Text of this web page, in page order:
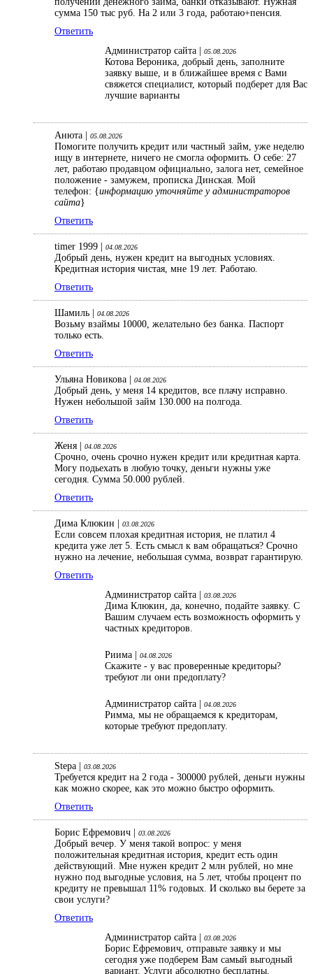
сумма 150 тыс руб. На 2 или 3 года, работаю+пенсия.
Ответить
Администратор сайта |
05.08.2026
Котова Вероника, добрый день, заполните
заявку выше, и в ближайшее время с Вами
свяжется специалист, который подберет для Вас
лучшие варианты
Анюта | 05.08.2026
Помогите получить кредит или частный займ, уже неделю
ищу в интернете, ничего не смогла оформить. О себе: 27
лет, работаю продавцом официально, залога нет, семейное
положение - замужем, прописка Динская. Мой
телефон: {информацию уточняйте у администраторов
сайта}
Ответить
timer 1999 | 04.08.2026
Добрый день, нужен кредит на выгодных условиях.
Кредитная история чистая, мне 19 лет. Работаю.
Ответить
Шамиль | 04.08.2026
Возьму взаймы 10000, желательно без банка. Паспорт
только есть.
Ответить
Ульяна Новикова | 04.08.2026
Добрый день, у меня 14 кредитов, все плачу исправно.
Нужен небольшой займ 130.000 на полгода.
Ответить
Женя | 04.08.2026
Срочно, очень срочно нужен кредит или кредитная карта.
Могу подьехать в любую точку, деньги нужны уже
сегодня. Сумма 50.000 рублей.
Ответить
Дима Клюкин | 03.08.2026
Если совсем плохая кредитная история, не платил 4
кредита уже лет 5. Есть смысл к вам обращаться? Срочно
нужно на лечение, небольшая сумма, возврат гарантирую.
Ответить
Администратор сайта |
03.08.2026
Дима Клюкин, да, конечно, подайте заявку. С
Вашим случаем есть возможность оформить у
частных кредиторов.
Риима | 04.08.2026
Скажите - у вас проверенные кредиторы?
требуют ли они предоплату?
Администратор сайта | 04.08.2026
Римма, мы не обращаемся к кредиторам,
которые требуют предоплату.
Stepa | 03.08.2026
Требуется кредит на 2 года - 300000 рублей, деньги нужны
как можно скорее, как это можно быстро оформить.
Ответить
Борис Ефремович | 03.08.2026
Добрый вечер. У меня такой вопрос: у меня
положительная кредитная история, кредит есть один
действующий. Мне нужен кредит 2 млн рублей, но мне
нужно под выгодные условия, на 5 лет, чтобы процент по
кредиту не превышал 11% годовых. И сколько вы берете за
свои услуги?
Ответить
Администратор сайта |
03.08.2026
Борис Ефремович, отправьте заявку и мы
сегодня уже подберем Вам самый выгодный
вариант. Услуги абсолютно бесплатны.